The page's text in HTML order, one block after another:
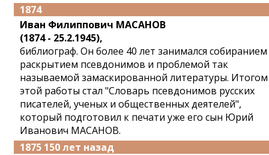
1874
Иван Филиппович МАСАНОВ
(1874 - 25.2.1945),
библиограф. Он более 40 лет занимался
раскрытием псевдонимов и проблемой так
называемой замаскированной литературы. Итогом
этой работы стал "Словарь псевдонимов русских
писателей, ученых и общественных деятелей",
который подготовил к печати уже его сын Юрий
Иванович МАСАНОВ.
1875 150 лет назад